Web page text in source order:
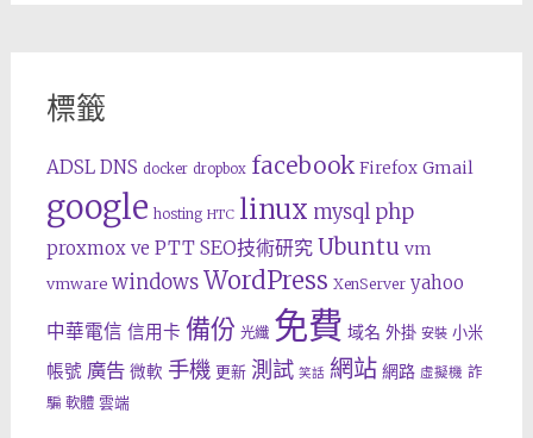
標籤
ADSL DNS docker dropbox facebook Firefox Gmail
google hosting HTC linux mysql php
proxmox ve PTT SEO技術研究 Ubuntu vm
vmware windows WordPress XenServer yahoo
中華電信 信用卡 備份 光纖 免費 域名 外掛 安裝 小米
帳號 廣告 微軟 手機 更新 測試 笑話 網站 網路 虛擬機 詐
騙 軟體 雲端